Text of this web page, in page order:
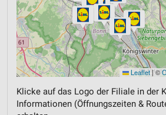
Leaflet|©
Klicke auf das Logo der Filiale in der
Informationen (Öffnungszeiten &